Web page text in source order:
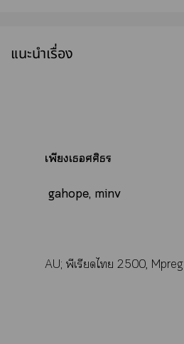
แนะนำเรื่อง
เพียงเศศิธร
gahope, minv
AU; พีเรียดไ 2500, Mpreg